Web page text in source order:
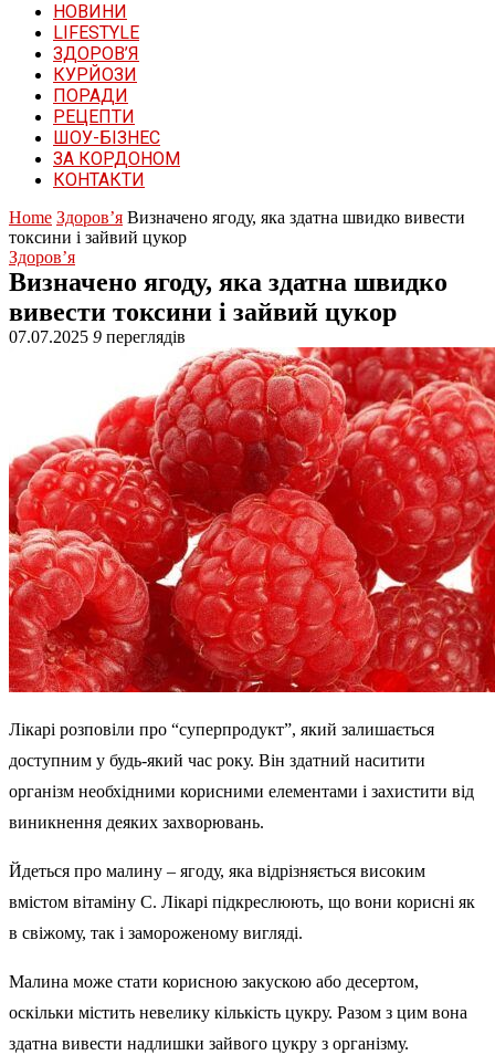
НОВИНИ
LIFESTYLE
ЗДОРОВ’Я
КУРЙОЗИ
ПОРАДИ
РЕЦЕПТИ
ШОУ-БІЗНЕС
ЗА КОРДОНОМ
КОНТАКТИ
Home Здоров’я Визначено ягоду, яка здатна швидко вивести
токсини і зайвий цукор
Здоров’я
Визначено ягоду, яка здатна швидко
вивести токсини і зайвий цукор
07.07.2025 9 переглядів
Лікарі розповіли про “суперпродукт”, який залишається
доступним у будь-який час року. Він здатний наситити
організм необхідними корисними елементами і захистити від
виникнення деяких захворювань.
Йдеться про малину – ягоду, яка відрізняється високим
вмістом вітаміну С. Лікарі підкреслюють, що вони корисні як
в свіжому, так і замороженому вигляді.
Малина може стати корисною закускою або десертом,
оскільки містить невелику кількість цукру. Разом з цим вона
здатна вивести надлишки зайвого цукру з організму.